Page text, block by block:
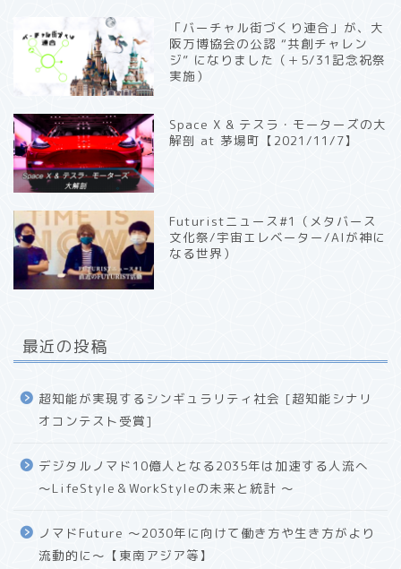
「バーチャル街づくり連合」が、大
阪万博協会の公認 “共創チャレン
ジ” になりました（＋5/31記念祝祭
実施）
Space X & テスラ・モーターズの大
解剖 at 茅場町【2021/11/7】
Futuristニュース#1（メタバース
文化祭/宇宙エレベーター/AIが神に
なる世界）
最近の投稿
超知能が実現するシンギュラリティ社会 [超知能シナリ
オコンテスト受賞]
デジタルノマド10億人となる2035年は加速する人流へ
〜LifeStyle＆WorkStyleの未来と統計 〜
ノマドFuture 〜2030年に向けて働き方や生き方がより
流動的に〜【東南アジア等】